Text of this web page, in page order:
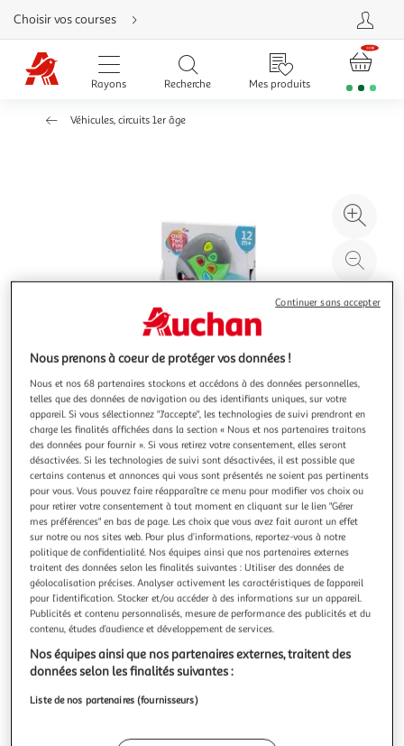
Aller
directement
au
contenu
Aller
directement
Aller
Choisir vos courses
Rayons Recherche Mes produits
Véhicules, circuits 1er âge
à
ONE TWO FUN
Mes clés de voiture
Garantie fabricant: 2 ans *
Vendu parAuchan
Retrait 1h en magasin
Paiement en ligne ·Service offert
5,99€
Nous prenons à coeur de protéger vos données !
Nous et nos 68 partenaires stockons et accédons à des données personnelles,
telles que des données de navigation ou des identifiants uniques, sur votre
appareil. Si vous sélectionnez "J'accepte", les technologies de suivi prendront en
charge les finalités affichées dans la section « Nous et nos partenaires traitons
des données pour fournir ». Si vous retirez votre consentement, elles seront
désactivées. Si les technologies de suivi sont désactivées, il est possible que
certains contenus et annonces qui vous sont présentés ne soient pas pertinents
pour vous. Vous pouvez faire réapparaître ce menu pour modifier vos choix ou
pour retirer votre consentement à tout moment en cliquant sur le lien "Gérer
mes préférences" en bas de page. Les choix que vous avez fait auront un effet
sur notre ou nos sites web. Pour plus d’informations, reportez-vous à notre
politique de confidentialité. Nos équipes ainsi que nos partenaires externes
traitent des données selon les finalités suivantes : Utiliser des données de
géolocalisation précises. Analyser activement les caractéristiques de l’appareil
pour l’identification. Stocker et/ou accéder à des informations sur un appareil.
Publicités et contenu personnalisés, mesure de performance des publicités et du
contenu, études d’audience et développement de services.
Nos équipes ainsi que nos partenaires externes, traitent des
données selon les finalités suivantes :
Liste de nos partenaires (fournisseurs)
Continuer sans accepter